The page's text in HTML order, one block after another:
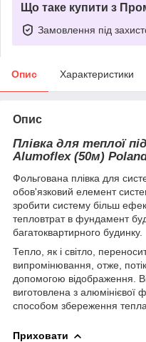
Що таке купити з
Замовлення під
Опис Характеристики
Опис
Плівка для теплої
Alumoflex (50м)
Фольгована плівка для
обов'язковий елемент
зробити систему більш
тепловтрат в фундамент
багатоквартирного будинку.
Тепло, як і світло,
випромінювання, отже,
допомогою відображення.
виготовлена з алюмінієвої
способом збереження тепла
Приховати